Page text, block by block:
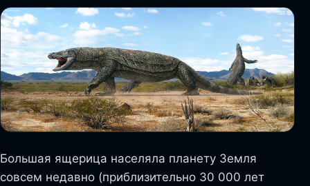
Большая ящерица населяла планету Земля
совсем недавно (приблизительно 30 000 лет